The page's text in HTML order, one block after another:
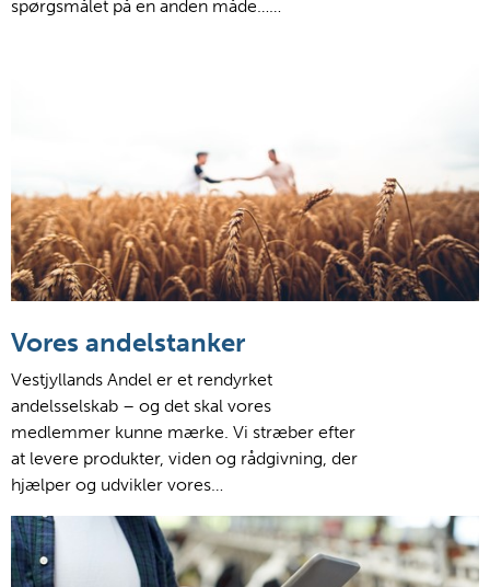
spørgsmålet på en anden måde……
Vores andelstanker
Vestjyllands Andel er et rendyrket
andelsselskab – og det skal vores
medlemmer kunne mærke. Vi stræber efter
at levere produkter, viden og rådgivning, der
hjælper og udvikler vores…